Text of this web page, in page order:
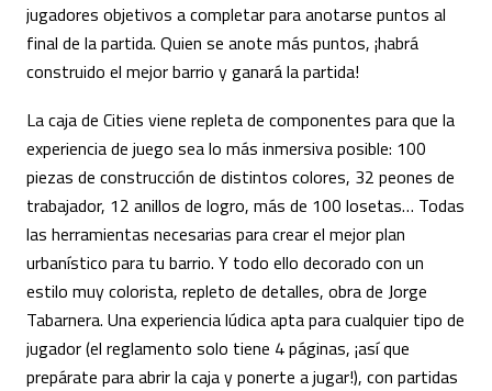
jugadores objetivos a completar para anotarse puntos al
final de la partida. Quien se anote más puntos, ¡habrá
construido el mejor barrio y ganará la partida!
La caja de Cities viene repleta de componentes para que la
experiencia de juego sea lo más inmersiva posible: 100
piezas de construcción de distintos colores, 32 peones de
trabajador, 12 anillos de logro, más de 100 losetas… Todas
las herramientas necesarias para crear el mejor plan
urbanístico para tu barrio. Y todo ello decorado con un
estilo muy colorista, repleto de detalles, obra de Jorge
Tabarnera. Una experiencia lúdica apta para cualquier tipo de
jugador (el reglamento solo tiene 4 páginas, ¡así que
prepárate para abrir la caja y ponerte a jugar!), con partidas